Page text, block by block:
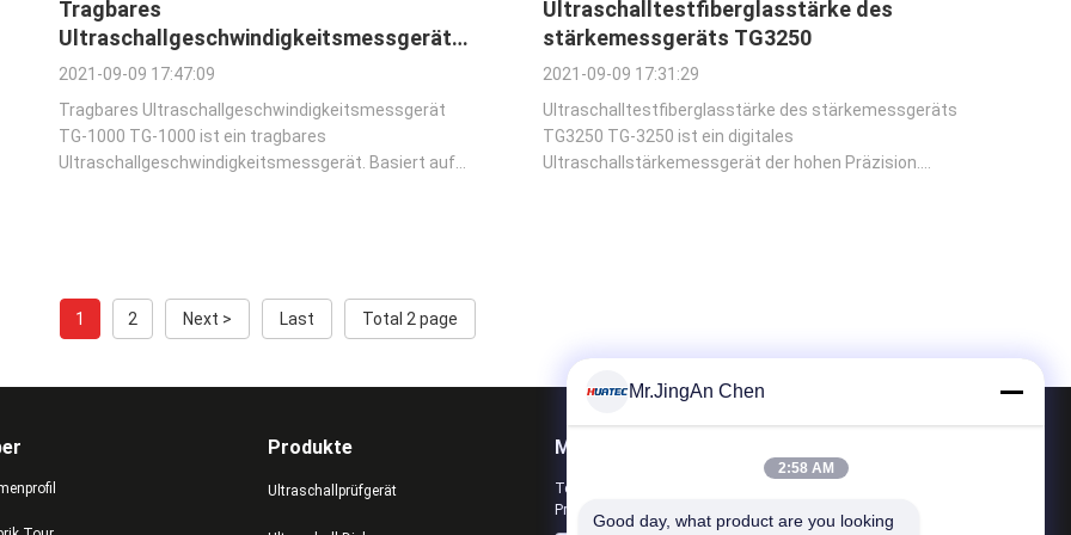
Tragbares
Ultraschallgeschwindigkeitsmessgerät
TG-1000
2021-09-09 17:47:09
Tragbares Ultraschallgeschwindigkeitsmessgerät
TG-1000 TG-1000 ist ein tragbares
Ultraschallgeschwindigkeitsmessgerät. Basiert auf
Ultraschalltestfiberglasstärke des
stärkemessgeräts TG3250
2021-09-09 17:31:29
Ultraschalltestfiberglasstärke des stärkemessgeräts
TG3250 TG-3250 ist ein digitales
Ultraschallstärkemessgerät der hohen Präzision.
1 2 Next > Last Total 2 page
Produkte
Ultraschallprüfgerät
Mailen Sie uns
Teilen Sie uns Ihre Anforderung mit. Wir werden die besten
Produkte mit Ihnen verbinden.
Mr.JingAn Chen
2:58 AM
Good day, what product are you looking